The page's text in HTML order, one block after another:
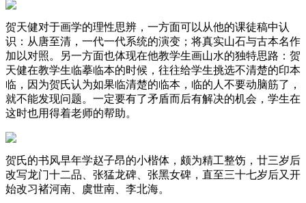
贺天健对于画学的理性思辨，一方面可以从他的课徒稿中认
识：从唐至清，一代一代系统的演变；将真实山石与古本名作
加以对照。另一方面也体现在他教学生画山水的独特思路：贺
天健在教学生临摹临本的时候，往往给学生挑选不清楚的印本
临，因为贺氏认为如果临清楚的临本，临的人不要动脑筋了，
就不能发现问题。一定要有了矛盾而后有解决的机会，学生在
这时也用得着老师的帮助。
贺氏的书风早年学赵子昂的小楷体，颇为精工整饬，廿三岁后
改写龙门十二品、张猛龙碑、张黑女碑，直至三十七岁后又开
始改习褚河南、虞世南、李北海。